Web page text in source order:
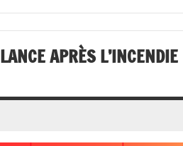
APRÈS L’INCENDIE